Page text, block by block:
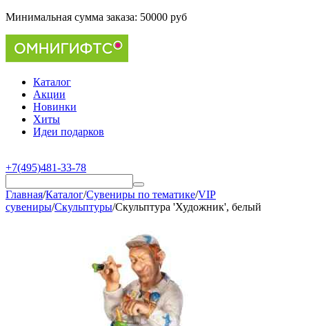
Минимальная сумма заказа: 50000 руб
Каталог
Акции
Новинки
Хиты
Идеи подарков
+7(495)481-33-78
Главная/Каталог/Сувениры по тематике/VIP
сувениры/Скульптуры/Скульптура 'Художник', белый